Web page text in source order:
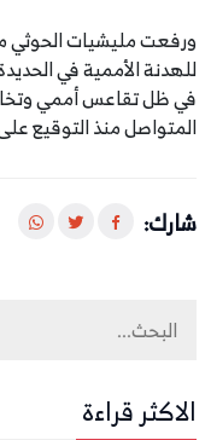
ورفعت مليشيات الحوثي
للهدنة الأممية في
في ظل تقاعس أممي
المتواصل منذ التوقيع على
شارك:
الاكثر قراءة